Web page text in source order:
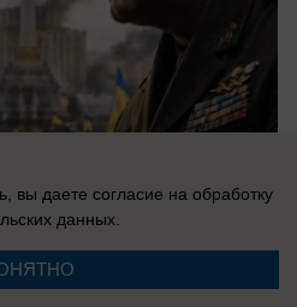
вы даете согласие на обработку
данных.